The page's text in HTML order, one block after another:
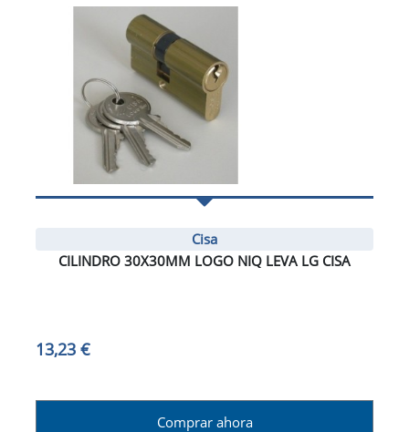
Cisa
CILINDRO 30X30MM LOGO NIQ LEVA LG CISA
13,23 €
Comprar ahora